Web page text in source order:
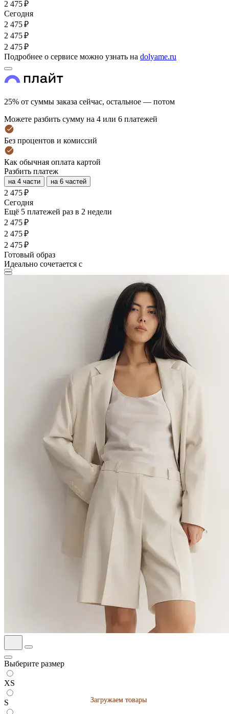
2 475 ₽
Cегодня
2 475 ₽
2 475 ₽
2 475 ₽
Подробнее о сервисе можно узнать на dolyame.ru
25% от суммы заказа сейчас, остальное — потом
Можете разбить сумму на 4 или 6 платежей
Без процентов и комиссий
Как обычная оплата картой
Разбить платеж
на 4 части на 6 частей
2 475 ₽
Cегодня
Ещё 5 платежей раз в 2 недели
2 475 ₽
2 475 ₽
2 475 ₽
Готовый образ
Идеально сочетается с
Выберите размер
XS
S Загружаем товары
Загружаем товары